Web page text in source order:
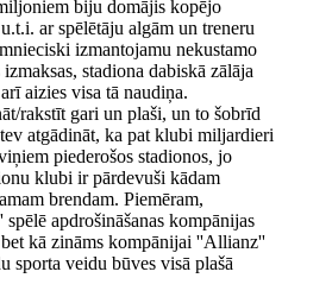
biju domājis kopējo
ar spēlētāju algām un treneru
izmantojamu nekustamo
stadiona dabiskā zālāja
aizies visa tā naudiņa.
rakstīt gari un plaši, un to šobrīd
atgādināt, ka pat klubi miljardieri
piederošos stadionos, jo
klubi ir pārdevuši kādam
brendam. Piemēram,
apdrošināšanas kompānijas
kā zināms kompānijai ''Allianz''
sporta veidu būves visā plašā